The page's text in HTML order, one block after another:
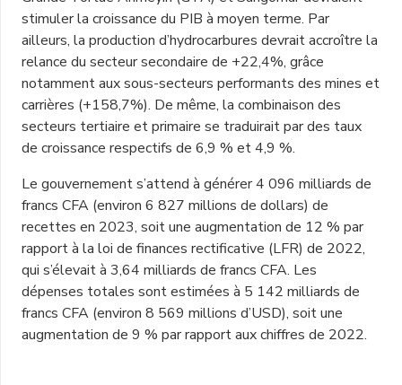
stimuler la croissance du PIB à moyen terme. Par
ailleurs, la production d’hydrocarbures devrait accroître la
relance du secteur secondaire de +22,4%, grâce
notamment aux sous-secteurs performants des mines et
carrières (+158,7%). De même, la combinaison des
secteurs tertiaire et primaire se traduirait par des taux
de croissance respectifs de 6,9 % et 4,9 %.
Le gouvernement s’attend à générer 4 096 milliards de
francs CFA (environ 6 827 millions de dollars) de
recettes en 2023, soit une augmentation de 12 % par
rapport à la loi de finances rectificative (LFR) de 2022,
qui s’élevait à 3,64 milliards de francs CFA. Les
dépenses totales sont estimées à 5 142 milliards de
francs CFA (environ 8 569 millions d’USD), soit une
augmentation de 9 % par rapport aux chiffres de 2022.